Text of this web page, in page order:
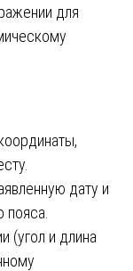
для
дату и
(угол и длина